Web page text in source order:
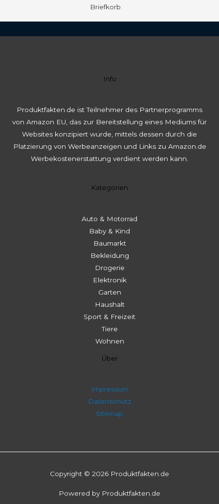
Briefkorb
Info
Produktfakten.de ist Teilnehmer des Partnerprogramms
von Amazon EU, das zur Bereitstellung eines Mediums für
Websites konzipiert wurde, mittels dessen durch die
Platzierung von Werbeanzeigen und Links zu Amazon.de
Werbekostenerstattung verdient werden kann.
Kategorien
Auto & Motorrad
Baby & Kind
Baumarkt
Bekleidung
Drogerie
Elektronik
Garten
Haushalt
Sport & Freizeit
Tiere
Wohnen
Über
Impressum
Datenschutz
Sitemap
Copyright © 2026 Produktfakten.de
Powered by Produktfakten.de